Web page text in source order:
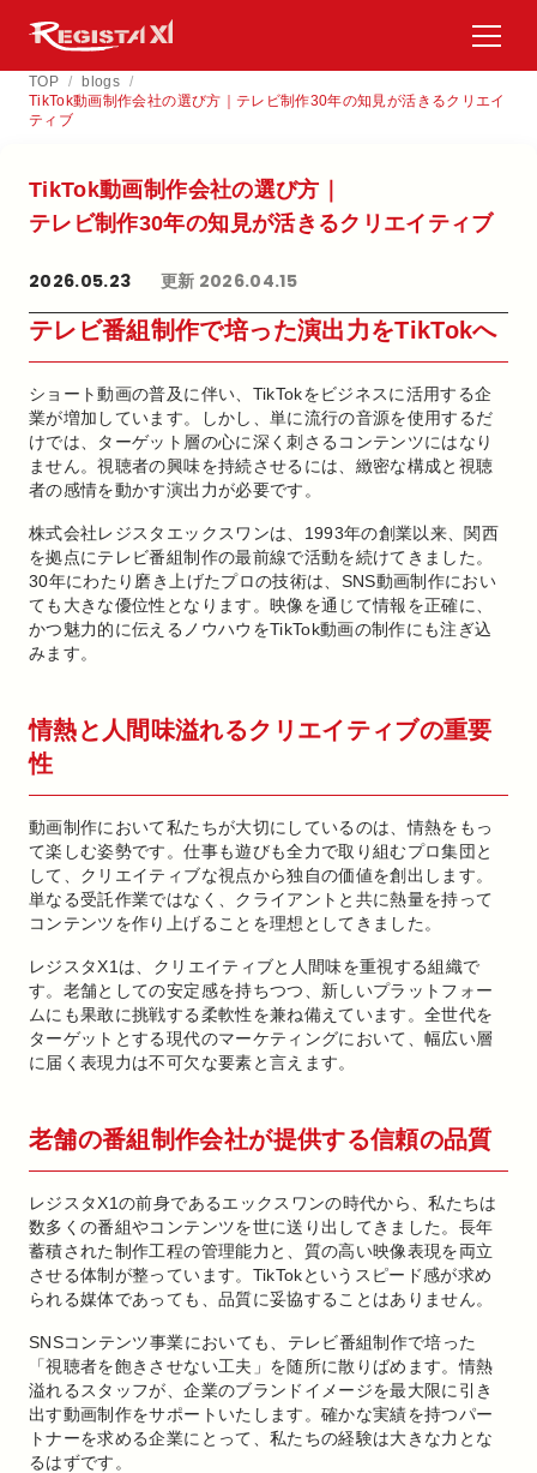
TOP / blogs /
TikTok動画制作会社の選び方｜テレビ制作30年の知見が活きるクリエイ
ティブ
TikTok動画制作会社の​選び方​｜
テレビ制作30年の​知見が​活きる​クリエイティブ
2026.05.23 更新 2026.04.15
テレビ番組制作で培った演出力をTikTokへ
ショート動画の普及に伴い、TikTokをビジネスに活用する企
業が増加しています。しかし、単に流行の音源を使用するだ
けでは、ターゲット層の心に深く刺さるコンテンツにはなり
ません。視聴者の興味を持続させるには、緻密な構成と視聴
者の感情を動かす演出力が必要です。
株式会社レジスタエックスワンは、1993年の創業以来、関西
を拠点にテレビ番組制作の最前線で活動を続けてきました。
30年にわたり磨き上げたプロの技術は、SNS動画制作におい
ても大きな優位性となります。映像を通じて情報を正確に、
かつ魅力的に伝えるノウハウをTikTok動画の制作にも注ぎ込
みます。
情熱と人間味溢れるクリエイティブの重要
性
動画制作において私たちが大切にしているのは、情熱をもっ
て楽しむ姿勢です。仕事も遊びも全力で取り組むプロ集団と
して、クリエイティブな視点から独自の価値を創出します。
単なる受託作業ではなく、クライアントと共に熱量を持って
コンテンツを作り上げることを理想としてきました。
レジスタX1は、クリエイティブと人間味を重視する組織で
す。老舗としての安定感を持ちつつ、新しいプラットフォー
ムにも果敢に挑戦する柔軟性を兼ね備えています。全世代を
ターゲットとする現代のマーケティングにおいて、幅広い層
に届く表現力は不可欠な要素と言えます。
老舗の番組制作会社が提供する信頼の品質
レジスタX1の前身であるエックスワンの時代から、私たちは
数多くの番組やコンテンツを世に送り出してきました。長年
蓄積された制作工程の管理能力と、質の高い映像表現を両立
させる体制が整っています。TikTokというスピード感が求め
られる媒体であっても、品質に妥協することはありません。
SNSコンテンツ事業においても、テレビ番組制作で培った
「視聴者を飽きさせない工夫」を随所に散りばめます。情熱
溢れるスタッフが、企業のブランドイメージを最大限に引き
出す動画制作をサポートいたします。確かな実績を持つパー
トナーを求める企業にとって、私たちの経験は大きな力とな
るはずです。